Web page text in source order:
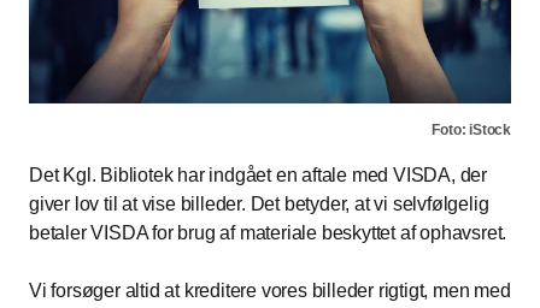
Foto: iStock
Det Kgl. Bibliotek har indgået en aftale med VISDA, der
giver lov til at vise billeder. Det betyder, at vi selvfølgelig
betaler VISDA for brug af materiale beskyttet af ophavsret.
Vi forsøger altid at kreditere vores billeder rigtigt, men med